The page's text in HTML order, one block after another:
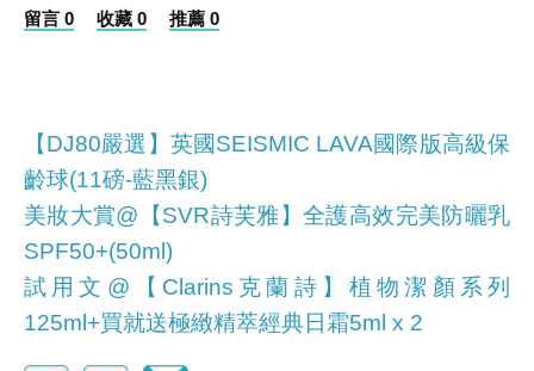
留言 0 收藏 0 推薦 0
【DJ80嚴選】英國SEISMIC LAVA國際版高級保
齡球(11磅-藍黑銀)
美妝大賞@【SVR詩芙雅】全護高效完美防曬乳
SPF50+(50ml)
試用文@【Clarins克蘭詩】植物潔顏系列
125ml+買就送極緻精萃經典日霜5ml x 2